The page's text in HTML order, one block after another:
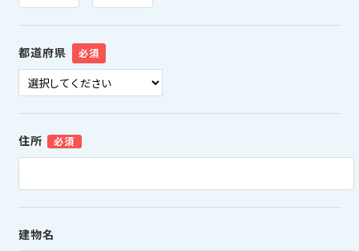
都道府県 必須
住所 必須
建物名